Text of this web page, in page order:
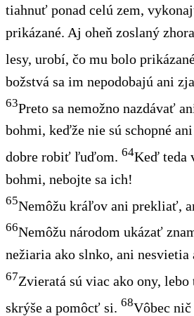
tiahnuť ponad celú zem,
prikázané. Aj oheň zoslaný
lesy, urobí, čo mu bolo
božstvá sa im nepodobajú ani
63Preto sa nemožno nazdávať
bohmi, keďže nie sú schopné
dobre robiť ľuďom. 64Keď teda
bohmi, nebojte sa ich!
65Nemôžu kráľov ani prekliať,
66Nemôžu národom ukázať
nežiaria ako slnko, ani nesvietia
67Zvieratá sú viac ako ony,
skrýše a pomôcť si. 68Vôbec nič